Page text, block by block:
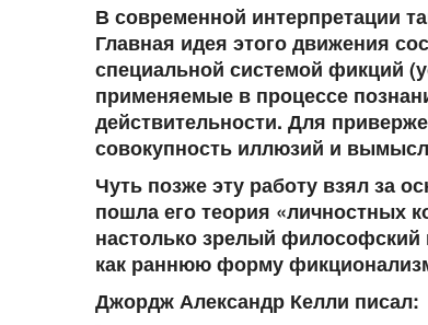
В современной интерпретации
Главная идея этого движения
специальной системой фикций
применяемые в процессе
действительности. Для
совокупность иллюзий и
Чуть позже эту работу взял за
пошла его теория «личностных
настолько зрелый философский
как раннюю форму
Джордж Александр Келли писал: